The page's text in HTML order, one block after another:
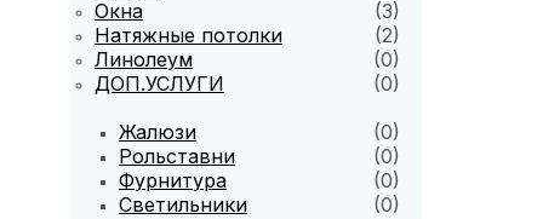
Окна
(3)
Натяжные потолки
(2)
Линолеум
(0)
ДОП.УСЛУГИ
(0)
Жалюзи
(0)
Рольставни
(0)
Фурнитура
(0)
Светильники
(0)